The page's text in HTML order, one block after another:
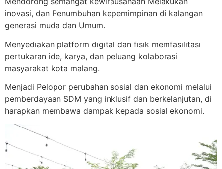
inovasi, dan Penumbuhan kepemimpinan di kalangan
generasi muda dan Umum.
Menyediakan platform digital dan fisik memfasilitasi
pertukaran ide, karya, dan peluang kolaborasi
masyarakat kota malang.
Menjadi Pelopor perubahan sosial dan ekonomi melalui
pemberdayaan SDM yang inklusif dan berkelanjutan, di
harapkan membawa dampak kepada sosial ekonomi.